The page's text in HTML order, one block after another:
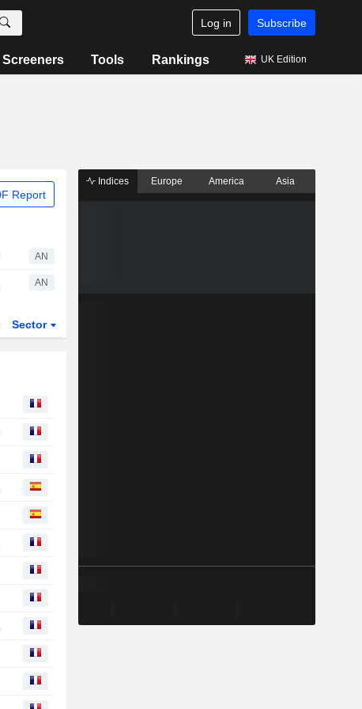
Log in Subscribe
Screeners Tools Rankings UK Edition
Report
AN
AN
Sector
Indices Europe America Asia